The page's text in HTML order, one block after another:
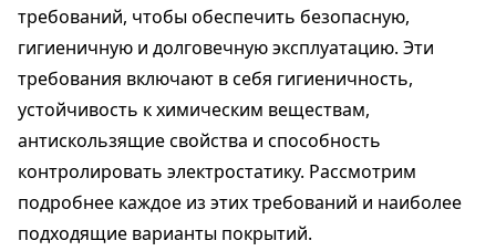
требований, чтобы обеспечить безопасную,
гигиеничную и долговечную эксплуатацию. Эти
требования включают в себя гигиеничность,
устойчивость к химическим веществам,
антискользящие свойства и способность
контролировать электростатику. Рассмотрим
подробнее каждое из этих требований и наиболее
подходящие варианты покрытий.